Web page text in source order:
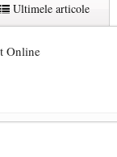
Ultimele articole
Online
despre